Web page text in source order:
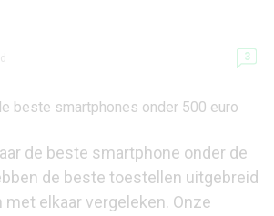
3
de beste smartphone onder de
de beste toestellen uitgebreid
elkaar vergeleken. Onze